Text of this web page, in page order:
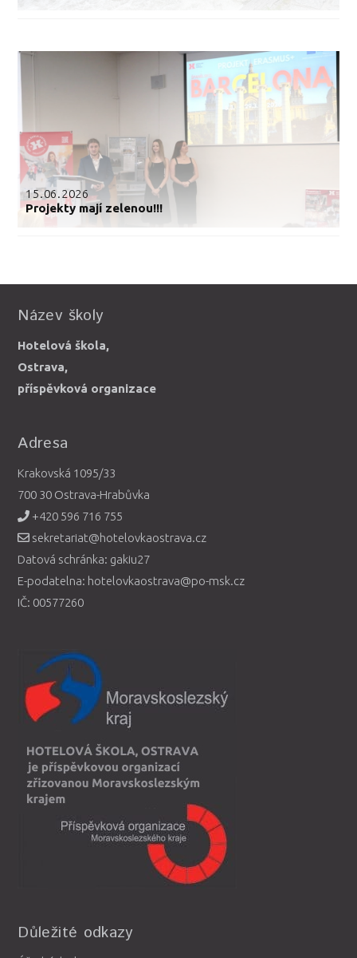
15.06.2026
Projekty mají zelenou!!!
Název školy
Hotelová škola,
Ostrava,
příspěvková organizace
Adresa
Krakovská 1095/33
700 30 Ostrava-Hrabůvka
+420 596 716 755
sekretariat@hotelovkaostrava.cz
Datová schránka: gakiu27
E-podatelna: hotelovkaostrava@po-msk.cz
IČ: 00577260
Důležité odkazy